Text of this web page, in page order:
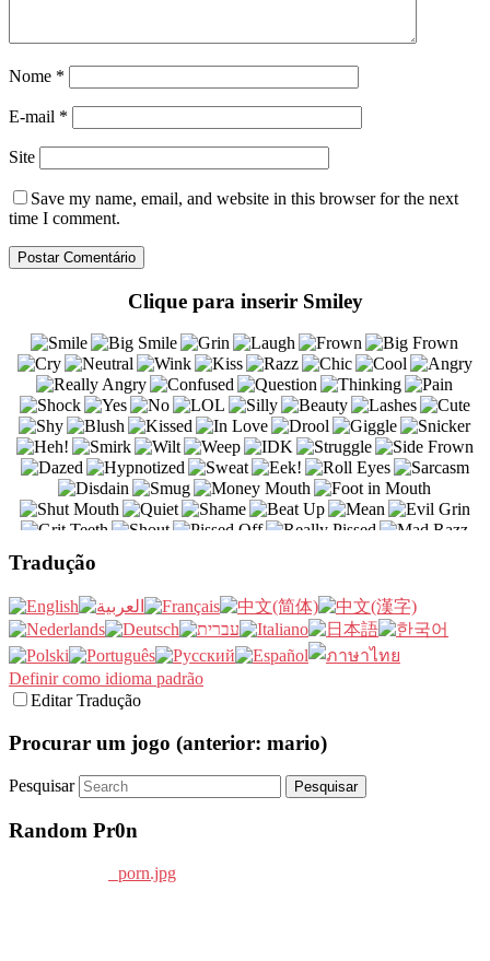
Nome *
E-mail *
Site
Save my name, email, and website in this browser for the next
time I comment.
Clique para inserir Smiley
Tradução
Definir como idioma padrão
Editar Tradução
Procurar um jogo (anterior: mario)
Pesquisar
Random Pr0n